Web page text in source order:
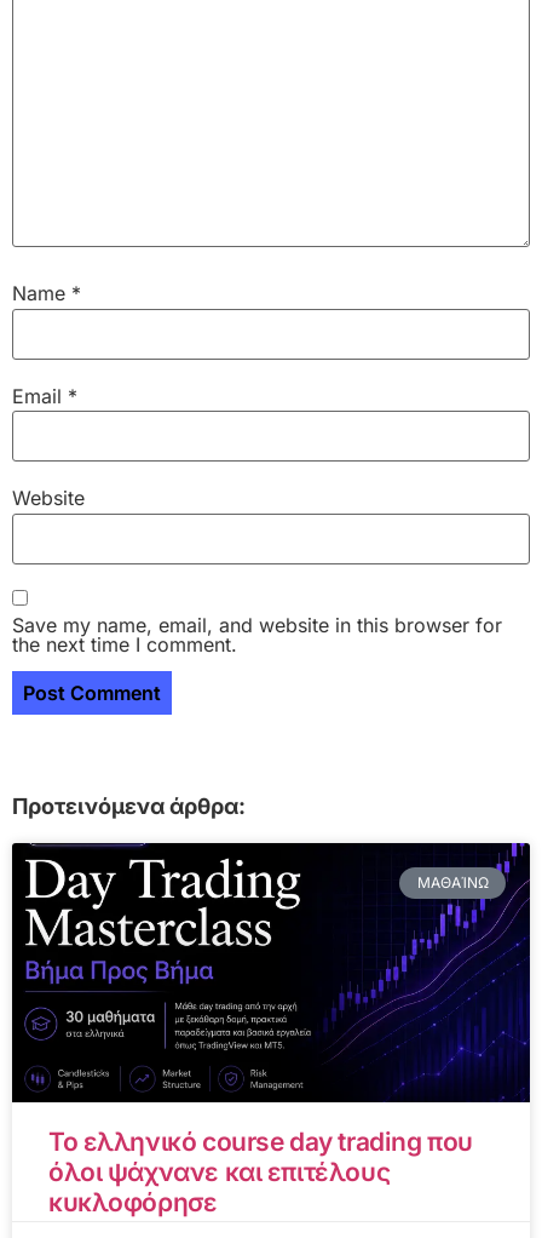
Name *
Email *
Website
Save my name, email, and website in this browser for
the next time I comment.
Προτεινόμενα άρθρα:
ΜΑΘΑΊΝΩ
Το ελληνικό course day trading που
όλοι ψάχνανε και επιτέλους
κυκλοφόρησε